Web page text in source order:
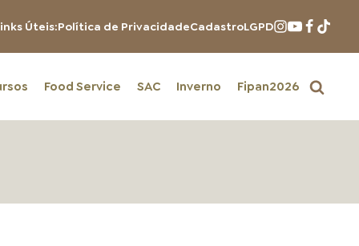
Úteis:Política de PrivacidadeCadastroLGPD
Food Service SAC Inverno Fipan2026